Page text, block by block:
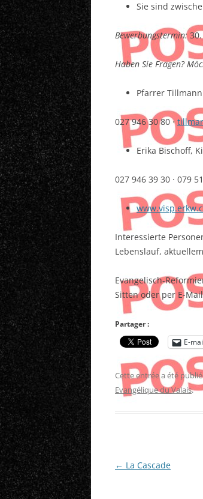
Sie sind
Bewerbungstermin:
Haben Sie Fragen?
Pfarrer
027 946 30 80 ·
Erika Bischoff,
027 946 39 30 · 079
Interessierte
Lebenslauf,
Evangelisch-
Sitten oder per E-
Partager :
E-
Cette entrée a été
Evangélique du Valais.
Navigation
← La Cascade